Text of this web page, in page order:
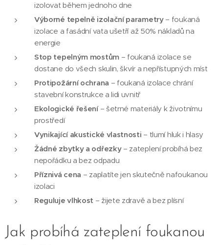
izolovat během jednoho dne
Výborné tepelně izolační parametry– foukaná
izolace a fasádní vata ušetří až 50% nákladů na
energie
Stop tepelným mostům– foukaná izolace se
dostane do všech skulin, škvír a nepřístupných míst
Protipožární ochrana – foukaná izolace chrání
stavební konstrukce a lidi uvnitř
Ekologické řešení– šetrné materiály k životnímu
prostředí
Vynikající akustické vlastnosti – tlumí hluk i hlasy
Žádné zbytky a odřezky– zateplení probíhá bez
nepořádku a bez odpadu
Příznivá cena – zaplatíte jen skutečně nafoukanou
izolaci
Reguluje vlhkost – žijete zdravě a bez plísní
Jak probíhá zateplení foukanou